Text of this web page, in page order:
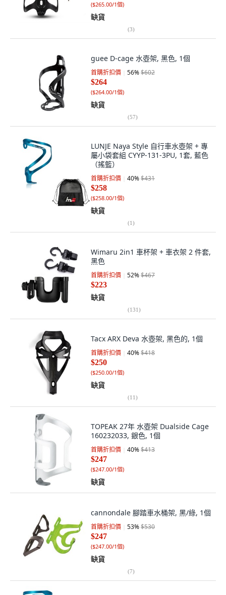
($265.00/1個)
缺貨
(3)
guee D-cage 水壺架, 黑色, 1個
首購折扣價 56%$602
$264
($264.00/1個)
缺貨
(57)
LUNJE Naya Style 自行車水壺架 + 專
屬小袋套組 CYYP-131-3PU, 1套, 藍色
（搖籃）
首購折扣價 40%$431
$258
($258.00/1個)
缺貨
(1)
Wimaru 2in1 車杯架 + 車衣架 2 件套,
黑色
首購折扣價 52%$467
$223
缺貨
(131)
Tacx ARX Deva 水壺架, 黑色的, 1個
首購折扣價 40%$418
$250
($250.00/1個)
缺貨
(11)
TOPEAK 27年 水壺架 Dualside Cage
160232033, 銀色, 1個
首購折扣價 40%$413
$247
($247.00/1個)
缺貨
cannondale 腳踏車水桶架, 黑/綠, 1個
首購折扣價 53%$530
$247
($247.00/1個)
缺貨
(7)